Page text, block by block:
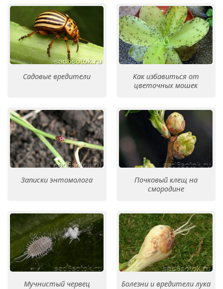
Садовые вредители
Как избавиться от
цветочных мошек
Записки энтомолога
Почковый клещ на
смородине
Мучнистый червец Болезни и вредители лука